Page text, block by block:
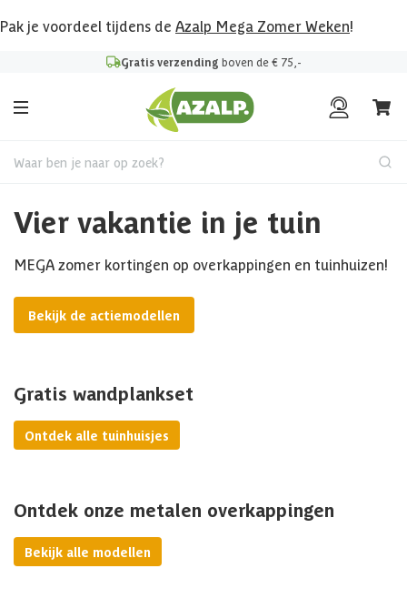
Pak je voordeel tijdens de Azalp Mega Zomer Weken!
Gratis verzending boven de € 75,-
Waar ben je naar op zoek?
Vier vakantie in je tuin
MEGA zomer kortingen op overkappingen en tuinhuizen!
Bekijk de actiemodellen
Gratis wandplankset
Ontdek alle tuinhuisjes
Ontdek onze metalen overkappingen
Bekijk alle modellen